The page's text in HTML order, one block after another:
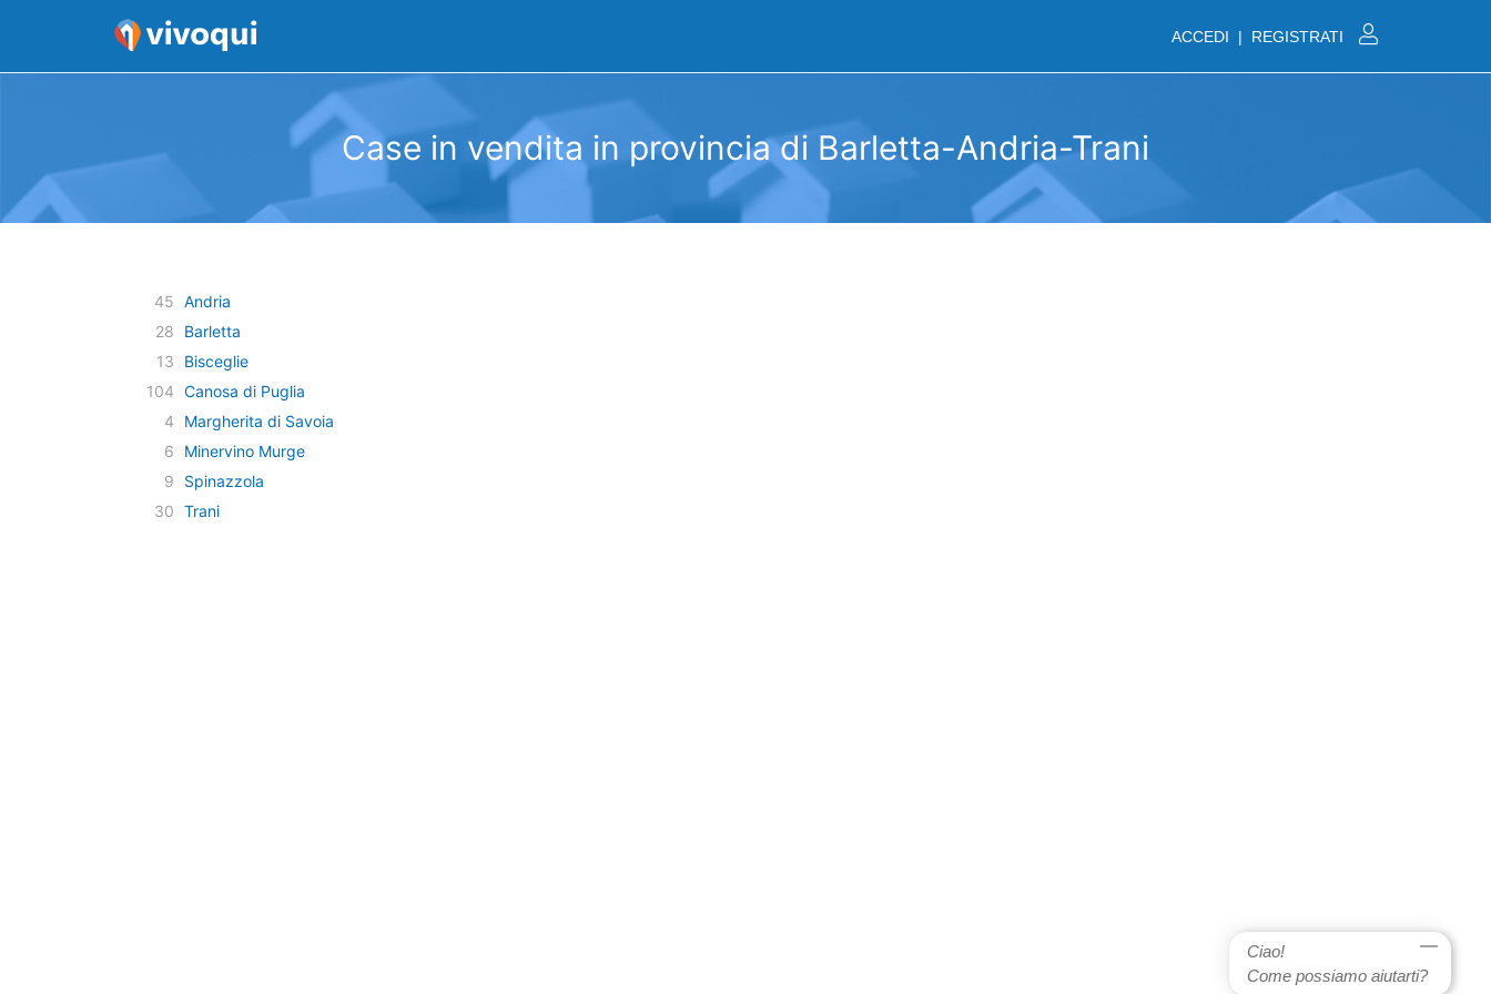
ACCEDI | REGISTRATI
Case in vendita in provincia di Barletta-Andria-Trani
45 Andria
28
Barletta
13
Bisceglie
104 Canosa di Puglia
4
Margherita di Savoia
6
Minervino Murge
9
Spinazzola
30 Trani
Ciao!
Come possiamo aiutarti?